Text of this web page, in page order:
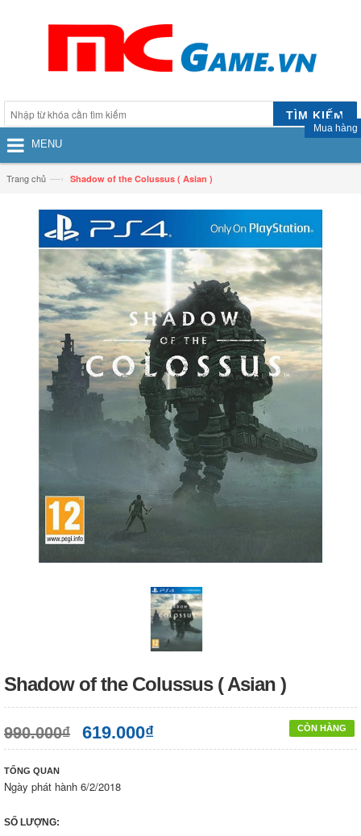
TÌM KIẾM
Mua hàng
MENU
Trang chủ —› Shadow of the Colussus ( Asian )
Shadow of the Colussus ( Asian )
CÒN HÀNG
990.000₫ 619.000₫
TỔNG QUAN
Ngày phát hành 6/2/2018
SỐ LƯỢNG: